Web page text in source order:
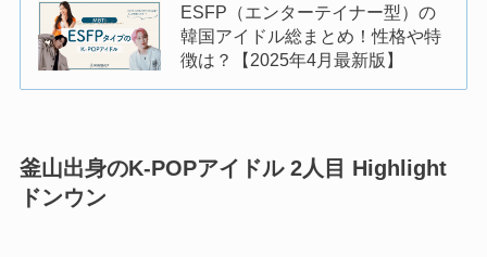
ESFP（エンターテイナー型）の
韓国アイドル総まとめ！性格や特
徴は？【2025年4月最新版】
釜山出身のK-POPアイドル 2人目 Highlight
ドンウン